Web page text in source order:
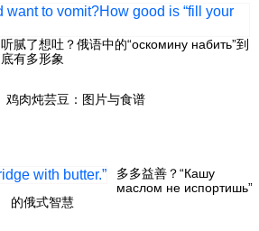
听腻了想吐？俄语中的“оскомину набить”到
底有多形象
鸡肉炖芸豆：图片与食谱
多多益善？“Кашу
маслом не испортишь”
的俄式智慧